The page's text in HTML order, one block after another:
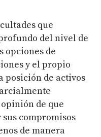
que
del nivel de
opciones de
y el propio
posición de activos
de que
compromisos
de manera